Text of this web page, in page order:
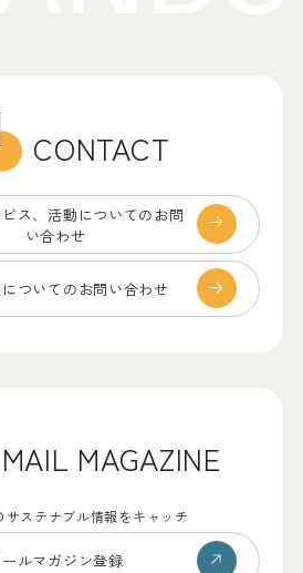
CONTACT
ス、 活動についてのお問
い合わせ
ついての お問い合わせ
MAIL MAGAZINE
サステナブル情報をキャッチ
ールマガジン登録